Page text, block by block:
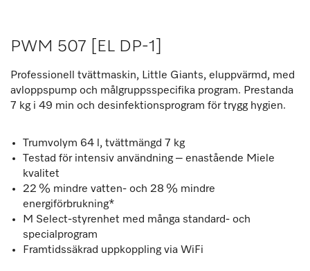
PWM 507 [EL DP-1]
Professionell tvättmaskin, Little Giants, eluppvärmd, med
avloppspump och målgruppsspecifika program. Prestanda
7 kg i 49 min och desinfektionsprogram för trygg hygien.
Trumvolym 64 l, tvättmängd 7 kg
Testad för intensiv användning – enastående Miele
kvalitet
22 % mindre vatten- och 28 % mindre
energiförbrukning*
M Select-styrenhet med många standard- och
specialprogram
Framtidssäkrad uppkoppling via WiFi